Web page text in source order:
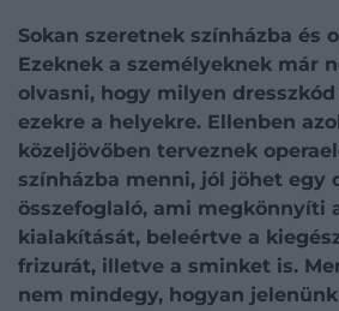
Sokan szeretnek színházba és
Ezeknek a személyeknek már
olvasni, hogy milyen
ezekre a helyekre. Ellenben
közeljövőben terveznek
színházba menni, jól jöhet egy
összefoglaló, ami megkönnyíti
kialakítását, beleértve a
frizurát, illetve a sminket is.
nem mindegy, hogyan